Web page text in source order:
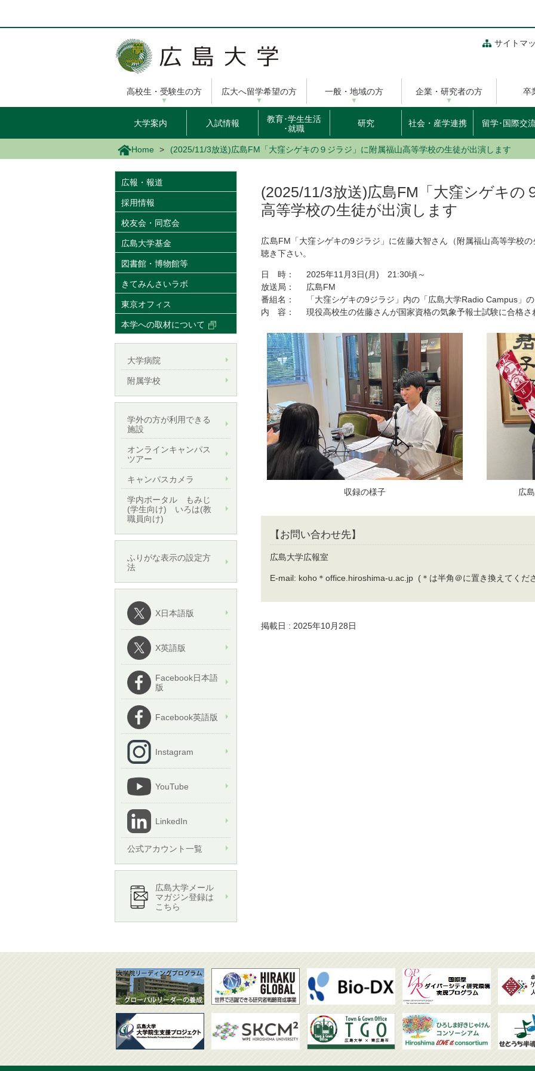
ン
に
サイトマ
高校生・受験生の方 広大へ留学希望の方 一般・地域の方 企業・研究者の方 卒
大学案内 入試情報
教育･学生生活
･就職
研究 社会・産学連携 留学･国際交
Home (2025/11/3放送)広島FM「大窪シゲキの９ジラジ」に附属福山高等学校の生徒が出演します
(2025/11/3放送)広島FM「大窪シゲキの
高等学校の生徒が出演します
広島FM「大窪シゲキの9ジラジ」に佐藤大智さん（附属福山高等学校
聴き下さい。
日 時： 2025年11月3日(月) 21:30頃～
放送局： 広島FM
番組名： 「大窪シゲキの9ジラジ」内の「広島大学Radio Campus」
内 容： 現役高校生の佐藤さんが国家資格の気象予報士試験に合格さ
収録の様子 広
【お問い合わせ先】
広島大学広報室
E-mail: koho＊office.hiroshima-u.ac.jp (＊は半角＠に置き換えてくだ
掲載日 : 2025年10月28日
広報・報道
採用情報
校友会・同窓会
広島大学基金
図書館・博物館等
きてみんさいラボ
東京オフィス
本学への取材について
大学病院
附属学校
学外の方が利用できる
施設
オンラインキャンパス
ツアー
キャンパスカメラ
学内ポータル もみじ
(学生向け) いろは(教
職員向け)
ふりがな表示の設定方
法
X日本語版
X英語版
Facebook日本語
版
Facebook英語版
Instagram
YouTube
LinkedIn
公式アカウント一覧
広島大学メール
マガジン登録は
こちら